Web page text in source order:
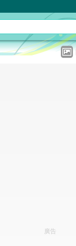
廣告